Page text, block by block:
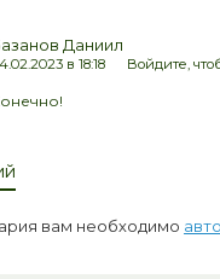
Даниил
в 18:18 Войдите,
вам необходимо